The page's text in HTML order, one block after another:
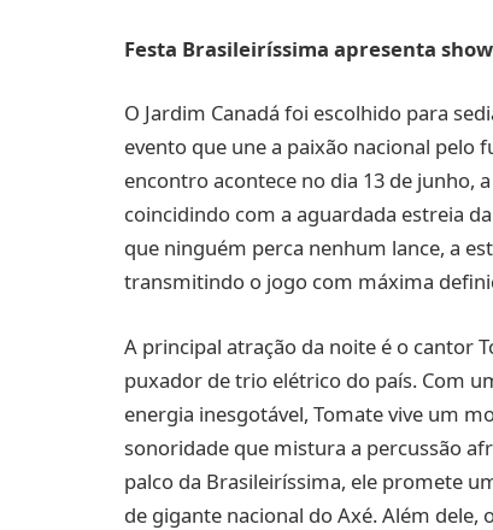
Festa Brasileiríssima apresenta
O Jardim Canadá foi escolhido para
evento que une a paixão nacional pelo
encontro acontece no dia 13 de junho,
coincidindo com a aguardada estreia
que ninguém perca nenhum lance, a
transmitindo o jogo com máxima
A principal atração da noite é o cantor
puxador de trio elétrico do país. Com
energia inesgotável, Tomate vive um
sonoridade que mistura a percussão
palco da Brasileiríssima, ele promete
de gigante nacional do Axé. Além dele,